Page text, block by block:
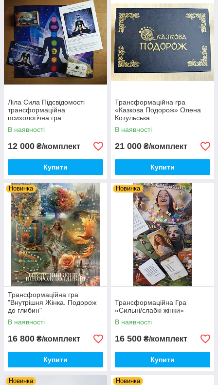
Ліла Сила Підсвідомості
трансформаційна
психологічна гра
(Олександра Чередниченко)
В наявності
12 000 ₴/комплект
Купити
Трансформаційна гра
«Казкова Подорож» Олена
Котульська
В наявності
21 000 ₴/комплект
Купити
Новинка
Трансформаційна гра
"Внутрішня Жінка. Подорож
до глибин"
В наявності
16 800 ₴/комплект
Купити
Новинка
Трансформаційна Гра
«Сильні/слабкі жінки»
В наявності
16 500 ₴/комплект
Купити
Новинка Новинка